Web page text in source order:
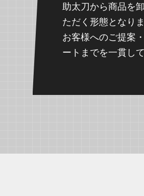
助太刀から商品を
ただく形態となりま
お客様へのご提案
ートまでを一貫し